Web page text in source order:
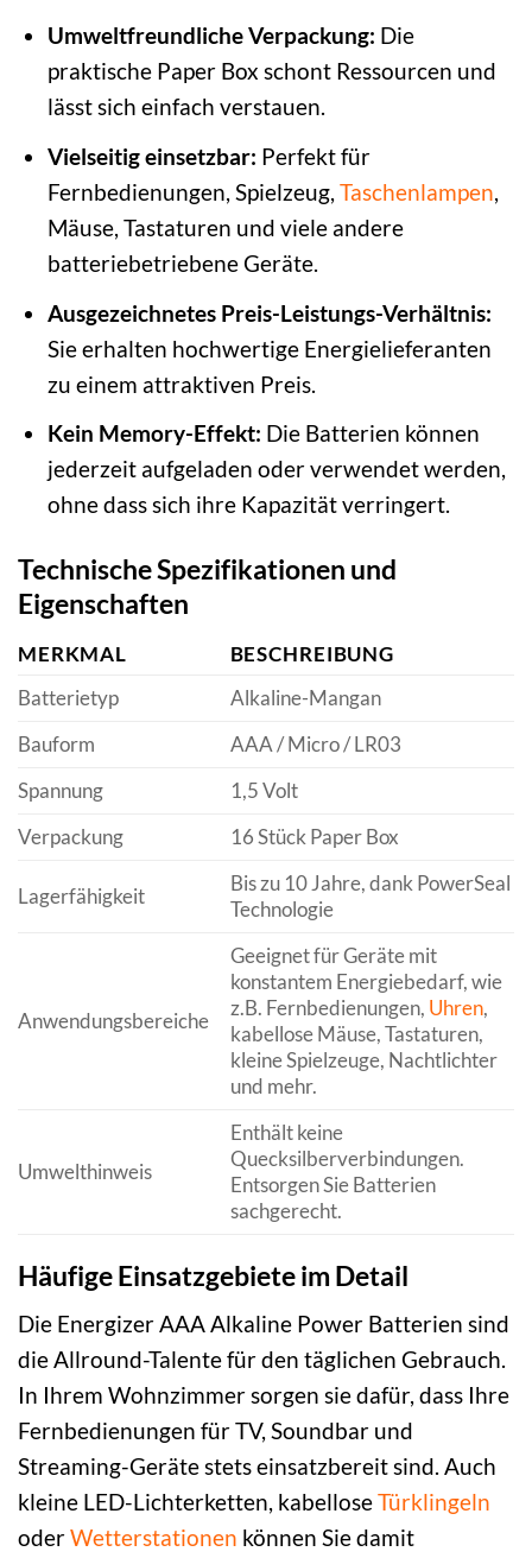
Umweltfreundliche Verpackung: Die
praktische Paper Box schont Ressourcen und
lässt sich einfach verstauen.
Vielseitig einsetzbar: Perfekt für
Fernbedienungen, Spielzeug, Taschenlampen,
Mäuse, Tastaturen und viele andere
batteriebetriebene Geräte.
Ausgezeichnetes Preis-Leistungs-Verhältnis:
Sie erhalten hochwertige Energielieferanten
zu einem attraktiven Preis.
Kein Memory-Effekt: Die Batterien können
jederzeit aufgeladen oder verwendet werden,
ohne dass sich ihre Kapazität verringert.
Technische Spezifikationen und
Eigenschaften
MERKMAL
BESCHREIBUNG
Batterietyp
Alkaline-Mangan
Bauform
AAA / Micro / LR03
Spannung
1,5 Volt
Verpackung
16 Stück Paper Box
Lagerfähigkeit
Bis zu 10 Jahre, dank PowerSeal
Technologie
Anwendungsbereiche
Geeignet für Geräte mit
konstantem Energiebedarf, wie
z.B. Fernbedienungen, Uhren,
kabellose Mäuse, Tastaturen,
kleine Spielzeuge, Nachtlichter
und mehr.
Umwelthinweis
Enthält keine
Quecksilberverbindungen.
Entsorgen Sie Batterien
sachgerecht.
Häufige Einsatzgebiete im Detail
Die Energizer AAA Alkaline Power Batterien sind
die Allround-Talente für den täglichen Gebrauch.
In Ihrem Wohnzimmer sorgen sie dafür, dass Ihre
Fernbedienungen für TV, Soundbar und
Streaming-Geräte stets einsatzbereit sind. Auch
kleine LED-Lichterketten, kabelloseTürklingeln
oderWetterstationen können Sie damit